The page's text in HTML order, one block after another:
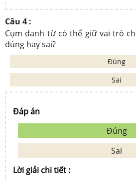
Câu 4 :
Cụm danh từ có thể giữ vai trò
đúng hay sai?
Đúng
Sai
Đáp án
Đúng
Sai
Lời giải chi tiết :